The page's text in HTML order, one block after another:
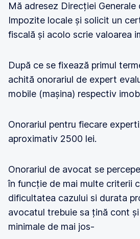
Mă adresez Direcției Generale
Impozite locale și solicit un
fiscală și acolo scrie valoarea
După ce se fixează primul
achită onorariul de expert
mobile (mașina) respectiv
Onorariul pentru fiecare
aproximativ 2500 lei.
Onorariul de avocat se
în funcție de mai multe criterii
dificultatea cazului si durata
avocatul trebuie sa țină cont
minimale de mai jos-